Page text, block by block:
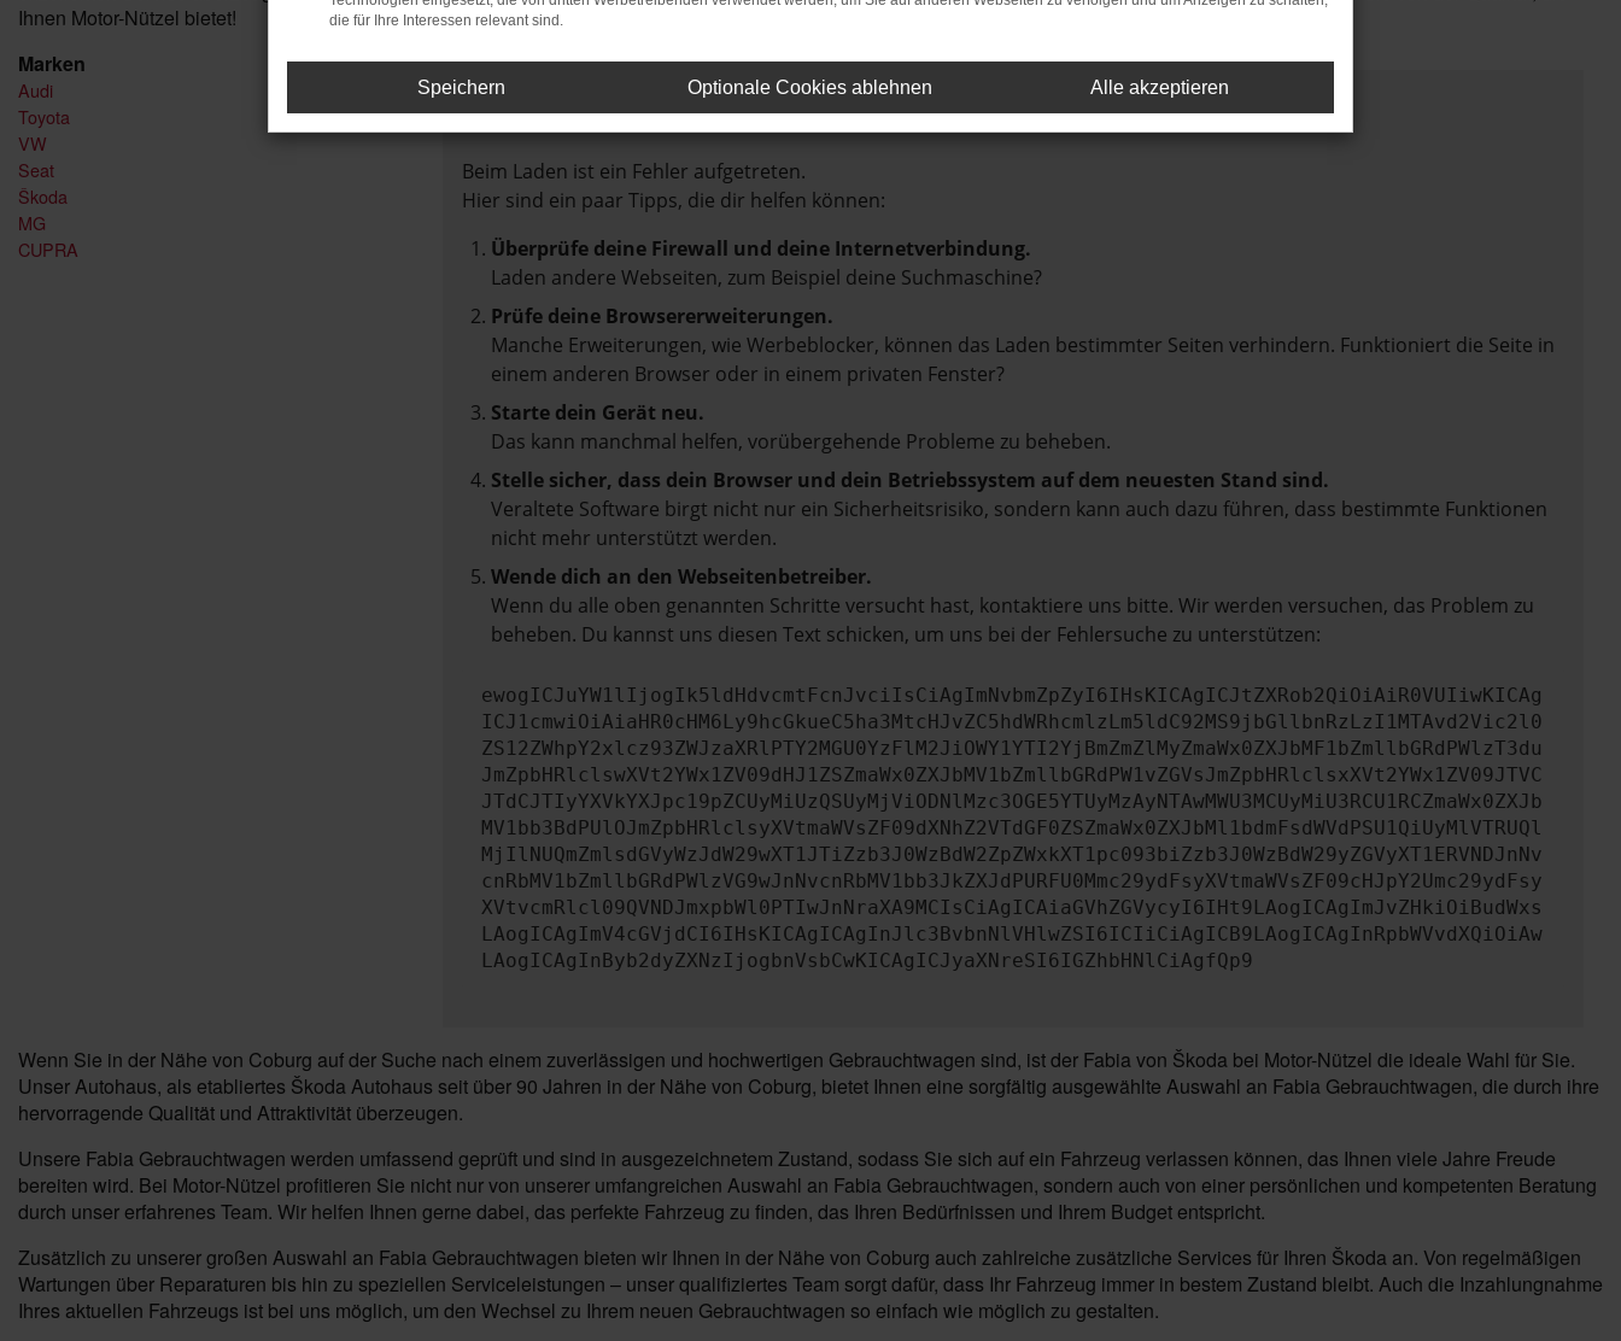
Ihnen Motor-Nützel bietet!
Marken
Audi
Toyota
VW
Seat
Škoda
MG
CUPRA
FEHLER: NETWORK ERROR
Beim Laden ist ein Fehler aufgetreten.
Hier sind ein paar Tipps, die dir helfen können:
Überprüfe deine Firewall und deine Internetverbindung.
Laden andere Webseiten, zum Beispiel deine Suchmaschine?
Prüfe deine Browsererweiterungen.
Manche Erweiterungen, wie Werbeblocker, können das Laden bestimmter Seiten verhindern. Funktioniert die Seite in
einem anderen Browser oder in einem privaten Fenster?
Starte dein Gerät neu.
Das kann manchmal helfen, vorübergehende Probleme zu beheben.
Stelle sicher, dass dein Browser und dein Betriebssystem auf dem neuesten Stand sind.
Veraltete Software birgt nicht nur ein Sicherheitsrisiko, sondern kann auch dazu führen, dass bestimmte Funktionen
nicht mehr unterstützt werden.
Wende dich an den Webseitenbetreiber.
Wenn du alle oben genannten Schritte versucht hast, kontaktiere uns bitte. Wir werden versuchen, das Problem zu
beheben. Du kannst uns diesen Text schicken, um uns bei der Fehlersuche zu unterstützen:
ewogICJuYW1lIjogIk5ldHdvcmtFcnJvciIsCiAgImNvbmZpZyI6IHsKICAgICJtZXRob2QiOiAiR0VUIiwKICAg
ICJ1cmwiOiAiaHR0cHM6Ly9hcGkueC5ha3MtcHJvZC5hdWRhcmlzLm5ldC92MS9jbGllbnRzLzI1MTAvd2Vic2l0
ZS12ZWhpY2xlcz93ZWJzaXRlPTY2MGU0YzFlM2JiOWY1YTI2YjBmZmZlMyZmaWx0ZXJbMF1bZmllbGRdPWlzT3du
JmZpbHRlclswXVt2YWx1ZV09dHJ1ZSZmaWx0ZXJbMV1bZmllbGRdPW1vZGVsJmZpbHRlclsxXVt2YWx1ZV09JTVC
JTdCJTIyYXVkYXJpc19pZCUyMiUzQSUyMjViODNlMzc3OGE5YTUyMzAyNTAwMWU3MCUyMiU3RCU1RCZmaWx0ZXJb
MV1bb3BdPUlOJmZpbHRlclsyXVtmaWVsZF09dXNhZ2VTdGF0ZSZmaWx0ZXJbMl1bdmFsdWVdPSU1QiUyMlVTRUQl
MjIlNUQmZmlsdGVyWzJdW29wXT1JTiZzb3J0WzBdW2ZpZWxkXT1pc093biZzb3J0WzBdW29yZGVyXT1ERVNDJnNv
cnRbMV1bZmllbGRdPWlzVG9wJnNvcnRbMV1bb3JkZXJdPURFU0Mmc29ydFsyXVtmaWVsZF09cHJpY2Umc29ydFsy
XVtvcmRlcl09QVNDJmxpbWl0PTIwJnNraXA9MCIsCiAgICAiaGVhZGVycyI6IHt9LAogICAgImJvZHkiOiBudWxs
LAogICAgImV4cGVjdCI6IHsKICAgICAgInJlc3BvbnNlVHlwZSI6ICIiCiAgICB9LAogICAgInRpbWVvdXQiOiAw
LAogICAgInByb2dyZXNzIjogbnVsbCwKICAgICJyaXNreSI6IGZhbHNlCiAgfQp9
Wenn Sie in der Nähe von Coburg auf der Suche nach einem zuverlässigen und hochwertigen Gebrauchtwagen sind, ist der Fabia von Škoda bei Motor-Nützel die ideale Wahl für Sie.
Unser Autohaus, als etabliertes Škoda Autohaus seit über 90 Jahren in der Nähe von Coburg, bietet Ihnen eine sorgfältig ausgewählte Auswahl an Fabia Gebrauchtwagen, die durch ihre
hervorragende Qualität und Attraktivität überzeugen.
Unsere Fabia Gebrauchtwagen werden umfassend geprüft und sind in ausgezeichnetem Zustand, sodass Sie sich auf ein Fahrzeug verlassen können, das Ihnen viele Jahre Freude
bereiten wird. Bei Motor-Nützel profitieren Sie nicht nur von unserer umfangreichen Auswahl an Fabia Gebrauchtwagen, sondern auch von einer persönlichen und kompetenten Beratung
durch unser erfahrenes Team. Wir helfen Ihnen gerne dabei, das perfekte Fahrzeug zu finden, das Ihren Bedürfnissen und Ihrem Budget entspricht.
Zusätzlich zu unserer großen Auswahl an Fabia Gebrauchtwagen bieten wir Ihnen in der Nähe von Coburg auch zahlreiche zusätzliche Services für Ihren Škoda an. Von regelmäßigen
Wartungen über Reparaturen bis hin zu speziellen Serviceleistungen – unser qualifiziertes Team sorgt dafür, dass Ihr Fahrzeug immer in bestem Zustand bleibt. Auch die Inzahlungnahme
Ihres aktuellen Fahrzeugs ist bei uns möglich, um den Wechsel zu Ihrem neuen Gebrauchtwagen so einfach wie möglich zu gestalten.
die für Ihre Interessen relevant sind.
Speichern Optionale Cookies ablehnen Alle akzeptieren